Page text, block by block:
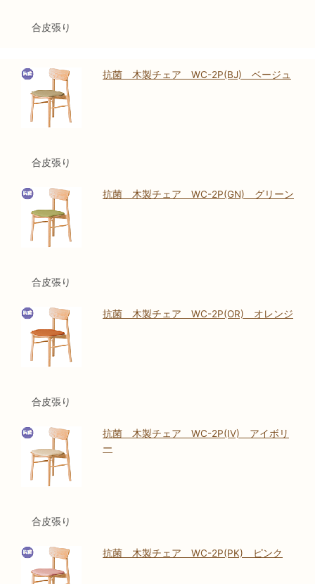
合皮張り
合皮張り
抗菌 木製チェア WC-2P(BJ) ベージュ
合皮張り
抗菌 木製チェア WC-2P(GN) グリーン
合皮張り
抗菌 木製チェア WC-2P(OR) オレンジ
合皮張り
抗菌 木製チェア WC-2P(IV) アイボリ
ー
抗菌 木製チェア WC-2P(PK) ピンク